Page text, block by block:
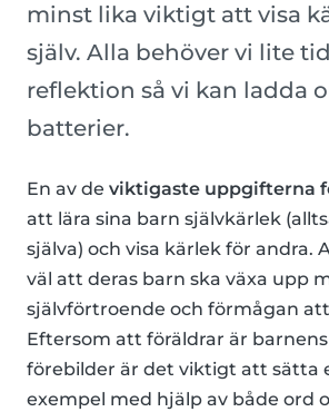
minst lika viktigt att visa
själv. Alla behöver vi lite
reflektion så vi kan ladda
batterier.
En av de viktigaste uppgifterna
att lära sina barn självkärlek
själva) och visa kärlek för andra.
väl att deras barn ska växa upp
självförtroende och förmågan
Eftersom att föräldrar är
förebilder är det viktigt att sätta
exempel med hjälp av både ord